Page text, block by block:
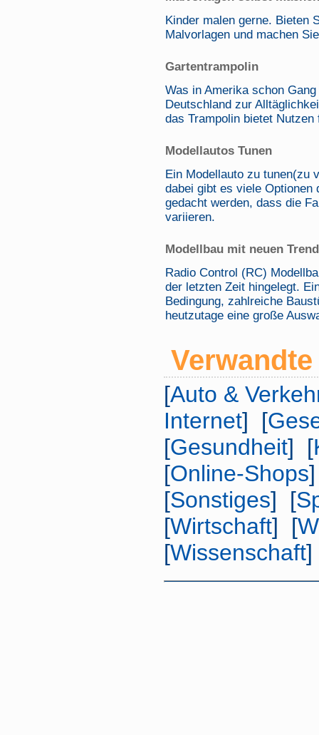
Kinder malen gerne. Bieten
Malvorlagen und machen
Gartentrampolin
Was in Amerika schon
Deutschland zur
das Trampolin bietet Nutzen
Modellautos Tunen
Ein Modellauto zu tunen(zu
dabei gibt es viele
gedacht werden, dass die
variieren.
Modellbau mit neuen
Radio Control (RC)
der letzten Zeit hingelegt.
Bedingung, zahlreiche
heutzutage eine große
[Auto &
Internet] [
[Gesundheit] [
[Online-Shops
[Sonstiges] [
[Wirtschaft] [
[Wissenschaft]